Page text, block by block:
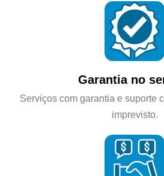
Garantia no
Serviços com garantia e suporte
imprevisto.